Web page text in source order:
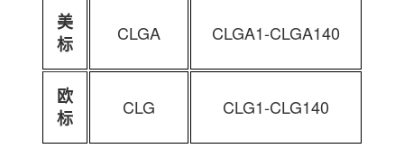
美
标
CLGA CLGA1-CLGA140
欧
标
CLG CLG1-CLG140